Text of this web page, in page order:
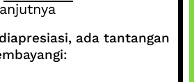
ada tantangan